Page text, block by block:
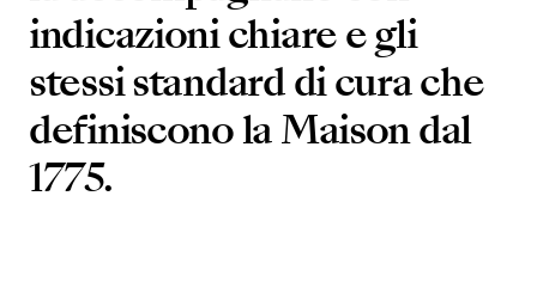
indicazioni chiare e gli
stessi standard di cura che
definiscono la Maison dal
1775.